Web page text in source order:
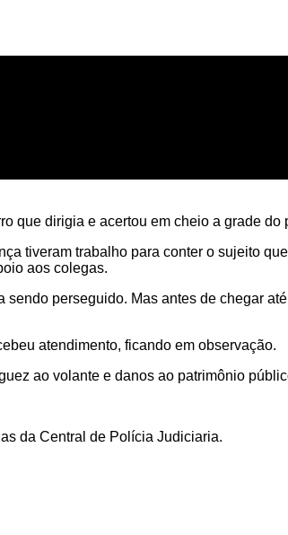
que dirigia e acertou em cheio a grade
tiveram trabalho para conter o sujeito
aos colegas.
perseguido. Mas antes de chegar
atendimento, ficando em observação.
ao volante e danos ao patrimônio
da Central de Polícia Judiciaria.